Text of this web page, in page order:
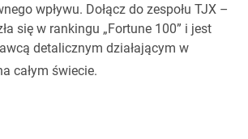
wpływu. Dołącz do zespołu TJX –
się w rankingu „Fortune 100” i jest
detalicznym działającym w
całym świecie.